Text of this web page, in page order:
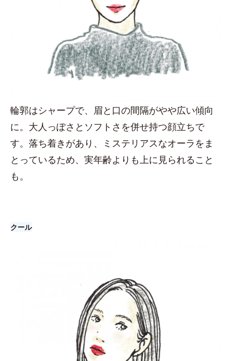
輪郭はシャープで、眉と口の間隔がやや広い傾向
に。大人っぽさとソフトさを併せ持つ顔立ちで
す。落ち着きがあり、ミステリアスなオーラをま
とっているため、実年齢よりも上に見られること
も。
クール